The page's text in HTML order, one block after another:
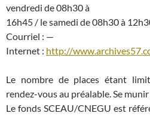
vendredi de 08h30 à
16h45 / le samedi de 08h30 à
Courriel : —
Internet : http://
Le nombre de places étant
rendez-vous au préalable. Se
Le fonds SCEAU/CNEGU est